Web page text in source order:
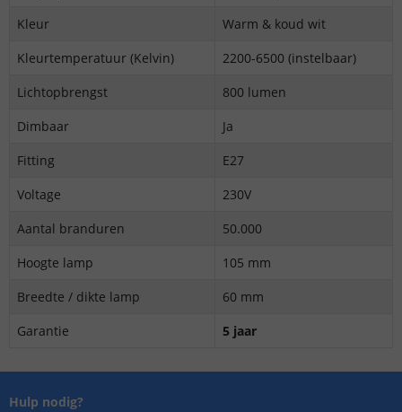
Kleur
Warm & koud wit
Kleurtemperatuur (Kelvin)
2200-6500 (instelbaar)
Lichtopbrengst
800 lumen
Dimbaar
Ja
Fitting
E27
Voltage
230V
Aantal branduren
50.000
Hoogte lamp
105 mm
Breedte / dikte lamp
60 mm
Garantie
5 jaar
Hulp nodig?